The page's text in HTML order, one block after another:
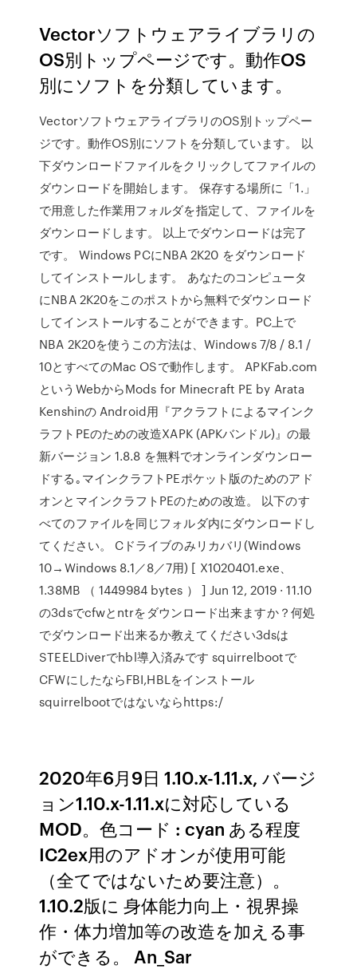
Vectorソフトウェアライブラリの
OS別トップページです。動作OS
別にソフトを分類しています。
VectorソフトウェアライブラリのOS別トップペー
ジです。動作OS別にソフトを分類しています。 以
下ダウンロードファイルをクリックしてファイルの
ダウンロードを開始します。 保存する場所に「1.」
で用意した作業用フォルダを指定して、ファイルを
ダウンロードします。 以上でダウンロードは完了
です。 Windows PCにNBA 2K20 をダウンロード
してインストールします。 あなたのコンピュータ
にNBA 2K20をこのポストから無料でダウンロード
してインストールすることができます。PC上で
NBA 2K20を使うこの方法は、Windows 7/8 / 8.1 /
10とすべてのMac OSで動作します。 APKFab.com
というWebからMods for Minecraft PE by Arata
Kenshinの Android用『アクラフトによるマインク
ラフトPEのための改造XAPK (APKバンドル)』の最
新バージョン 1.8.8 を無料でオンラインダウンロー
ドする｡マインクラフトPEポケット版のためのアド
オンとマインクラフトPEのための改造。 以下のす
べてのファイルを同じフォルダ内にダウンロードし
てください。 Cドライブのみリカバリ(Windows
10→Windows 8.1／8／7用) [ X1020401.exe、
1.38MB （ 1449984 bytes ） ] Jun 12, 2019 · 11.10
の3dsでcfwとntrをダウンロード出来ますか？何処
でダウンロード出来るか教えてください3dsは
STEELDiverでhbl導入済みです squirrelbootで
CFWにしたならFBI,HBLをインストール
squirrelbootではないならhttps:/
2020年6月9日 1.10.x-1.11.x, バージ
ョン1.10.x-1.11.xに対応している
MOD。色コード : cyan ある程度
IC2ex用のアドオンが使用可能
（全てではないため要注意）。
1.10.2版に 身体能力向上・視界操
作・体力増加等の改造を加える事
ができる。 An_Sar